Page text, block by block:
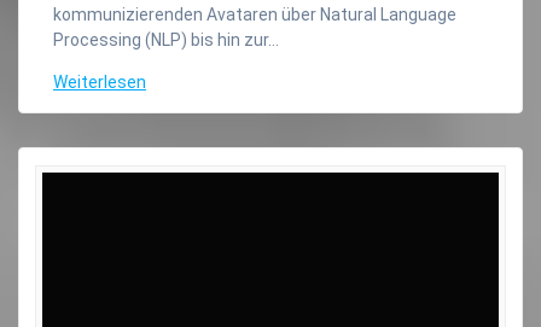
kommunizierenden Avataren über Natural Language
Processing (NLP) bis hin zur…
Weiterlesen